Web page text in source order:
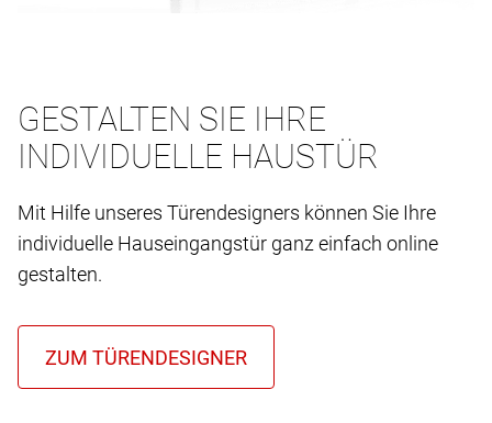
GESTALTEN SIE IHRE
INDIVIDUELLE HAUSTÜR
Mit Hilfe unseres Türendesigners können Sie Ihre
individuelle Hauseingangstür ganz einfach online
gestalten.